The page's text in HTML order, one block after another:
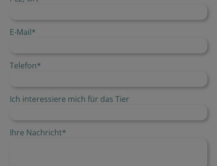
E-Mail*
Telefon*
Ich interessiere mich für das Tier
Ihre Nachricht*